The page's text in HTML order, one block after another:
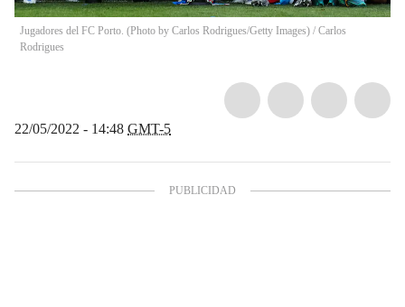
Jugadores del FC Porto. (Photo by Carlos Rodrigues/Getty Images) / Carlos
Rodrigues
22/05/2022 - 14:48 GMT-5